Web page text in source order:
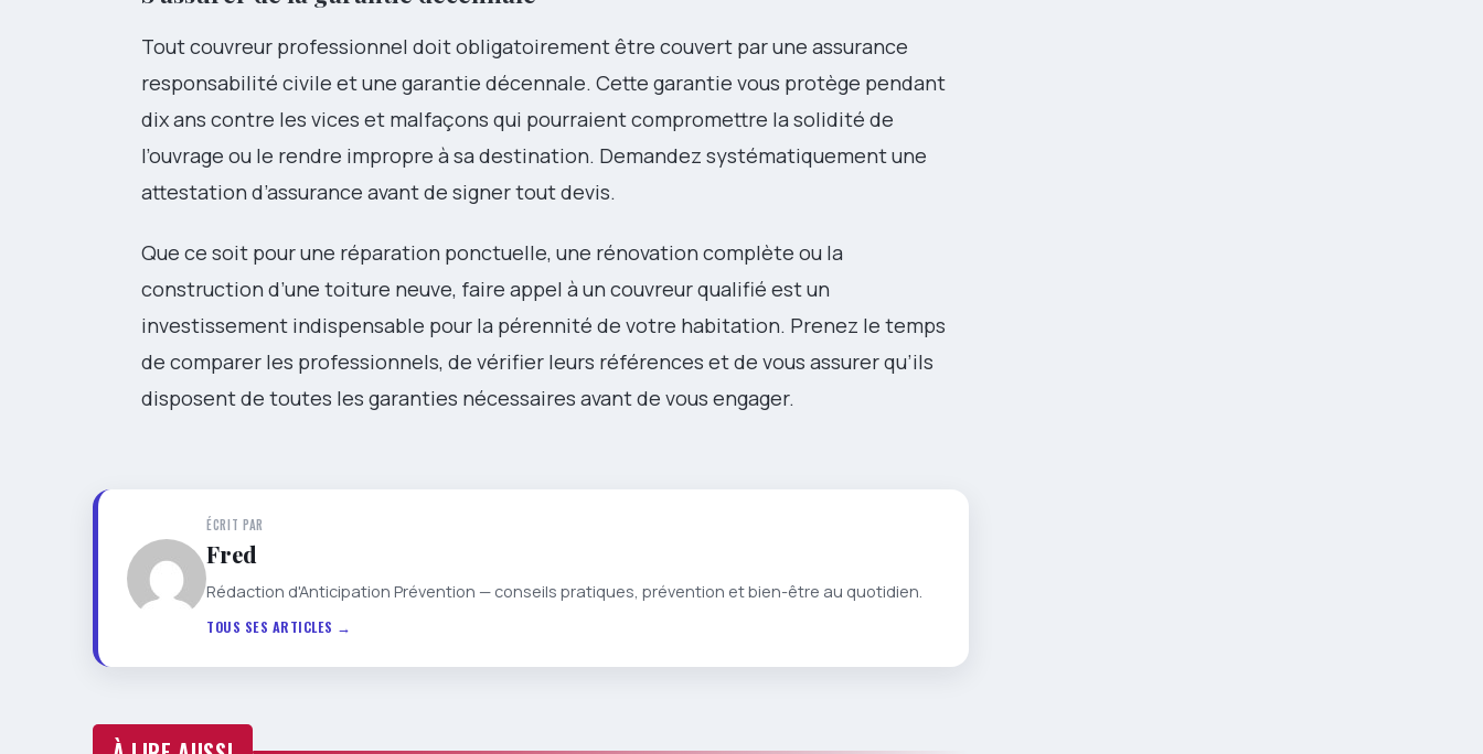
Tout couvreur professionnel doit obligatoirement être couvert par une assurance
responsabilité civile et une garantie décennale. Cette garantie vous protège pendant
dix ans contre les vices et malfaçons qui pourraient compromettre la solidité de
l’ouvrage ou le rendre impropre à sa destination. Demandez systématiquement une
attestation d’assurance avant de signer tout devis.
Que ce soit pour une réparation ponctuelle, une rénovation complète ou la
construction d’une toiture neuve, faire appel à un couvreur qualifié est un
investissement indispensable pour la pérennité de votre habitation. Prenez le temps
de comparer les professionnels, de vérifier leurs références et de vous assurer qu’ils
disposent de toutes les garanties nécessaires avant de vous engager.
ÉCRIT PAR
Fred
Rédaction d'Anticipation Prévention — conseils pratiques, prévention et bien-être au quotidien.
TOUS SES ARTICLES →